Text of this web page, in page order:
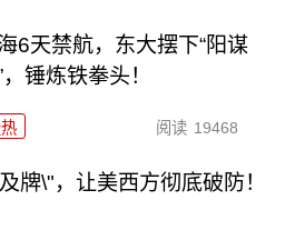
6天禁航，东大摆下“阳谋
，锤炼铁拳头！
阅读 19468
牌\"，让美西方彻底破防！